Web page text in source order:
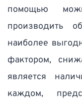
помощью
производить
наиболее
фактором,
является
каждом,